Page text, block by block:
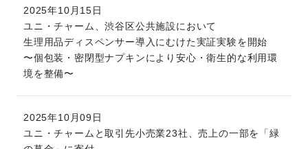
2025年10月15日
ユニ・チャーム、渋谷区公共施設において
生理用品ディスペンサー導入にむけた実証実験を開始
〜個包装・密閉型ナプキンにより安心・衛生的な利用環
境を整備〜
2025年10月09日
ユニ・チャームと取引先小売業23社、売上の一部を「緑